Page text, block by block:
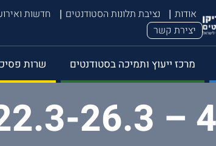
אודות נציבת תלונות הסטודנטים חדשות
יצירת קשר
מרכז ייעוץ ותמיכה בסטודנטים שרות